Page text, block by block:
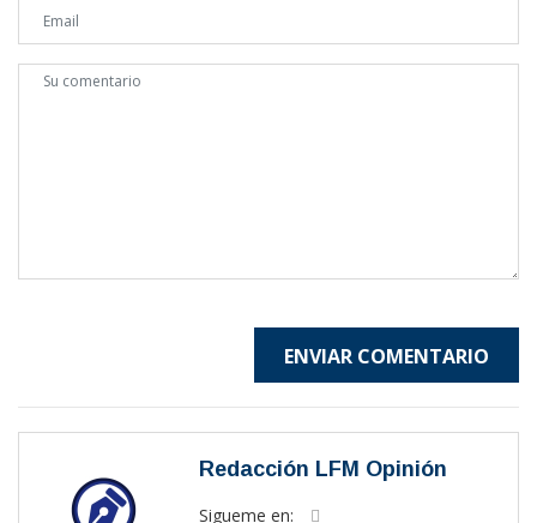
ENVIAR COMENTARIO
Redacción LFM Opinión
Sigueme en: